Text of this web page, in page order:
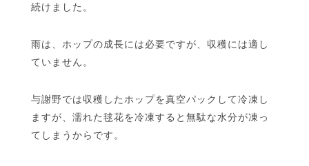
続けました。
雨は、ホップの成長には必要ですが、収穫には適し
ていません。
与謝野では収穫したホップを真空パックして冷凍し
ますが、濡れた毬花を冷凍すると無駄な水分が凍っ
てしまうからです。